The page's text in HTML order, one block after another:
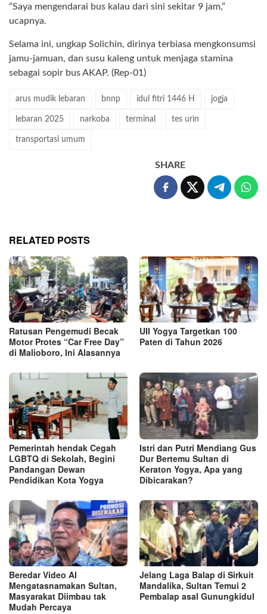
“Saya mengendarai bus kalau dari sini sekitar 9 jam,”
ucapnya.
Selama ini, ungkap Solichin, dirinya terbiasa mengkonsumsi
jamu-jamuan, dan susu kaleng untuk menjaga stamina
sebagai sopir bus AKAP. (Rep-01)
arus mudik lebaran bnnp idul fitri 1446 H jogja
lebaran 2025 narkoba terminal tes urin
transportasi umum
SHARE
RELATED POSTS
Ratusan Pengemudi Becak
Motor Protes “Car Free Day”
di Malioboro, Ini Alasannya
UII Yogya Targetkan 100
Paten di Tahun 2026
Pemerintah hendak Cegah
LGBTQ di Sekolah, Begini
Pandangan Dewan
Pendidikan Kota Yogya
Istri dan Putri Mendiang Gus
Dur Bertemu Sultan di
Keraton Yogya, Apa yang
Dibicarakan?
Beredar Video AI
Mengatasnamakan Sultan,
Masyarakat Diimbau tak
Mudah Percaya
Jelang Laga Balap di Sirkuit
Mandalika, Sultan Temui 2
Pembalap asal Gunungkidul